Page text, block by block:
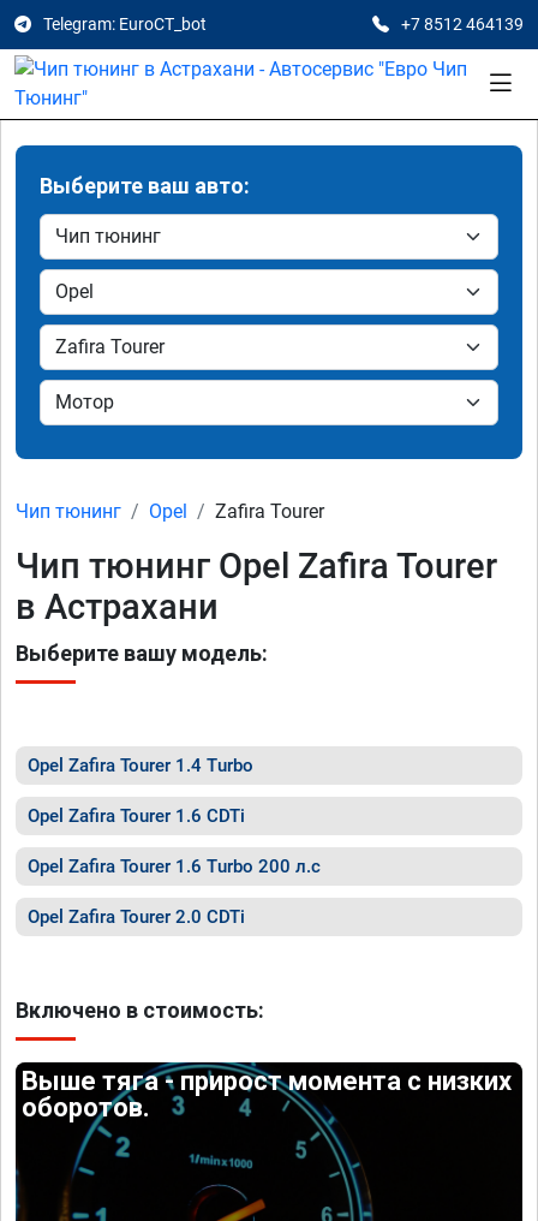
Telegram: EuroCT_bot +7 8512 464139
Выберите ваш авто:
Чип тюнинг Opel Zafira Tourer
Чип тюнинг Opel Zafira Tourer
в Астрахани
Выберите вашу модель:
Opel Zafira Tourer 1.4 Turbo
Opel Zafira Tourer 1.6 CDTi
Opel Zafira Tourer 1.6 Turbo 200 л.с
Opel Zafira Tourer 2.0 CDTi
Включено в стоимость:
Выше тяга - прирост момента с низких
оборотов.